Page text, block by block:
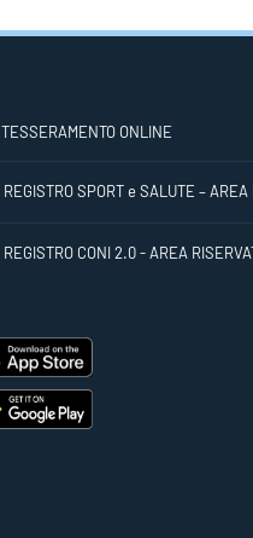
TESSERAMENTO ONLINE
REGISTRO SPORT e SALUTE – AREA
REGISTRO CONI 2.0 - AREA